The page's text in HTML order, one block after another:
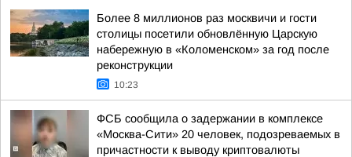
Более 8 миллионов раз москвичи и гости
столицы посетили обновлённую Царскую
набережную в «Коломенском» за год после
реконструкции
10:23
ФСБ сообщила о задержании в комплексе
«Москва-Сити» 20 человек, подозреваемых в
причастности к выводу криптовалюты